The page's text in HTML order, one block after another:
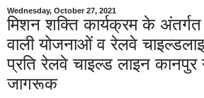
Wednesday, October 27, 2021
मिशन शक्ति कार्यक्रम के
वाली योजनाओं व रेलवे
प्रति रेलवे चाइल्ड लाइन कानपुर
जागरूक